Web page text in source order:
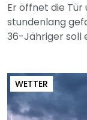
Er öffnet die
stundenlang
36-Jähriger soll
WETTER